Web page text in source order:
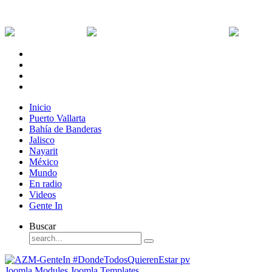
Inicio
Puerto Vallarta
Bahía de Banderas
Jalisco
Nayarit
México
Mundo
En radio
Videos
Gente In
Buscar